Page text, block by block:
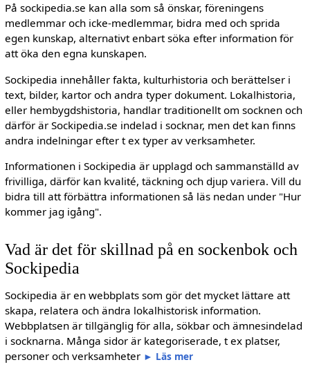
På sockipedia.se kan alla som så önskar, föreningens
medlemmar och icke-medlemmar, bidra med och sprida
egen kunskap, alternativt enbart söka efter information för
att öka den egna kunskapen.
Sockipedia innehåller fakta, kulturhistoria och berättelser i
text, bilder, kartor och andra typer dokument. Lokalhistoria,
eller hembygdshistoria, handlar traditionellt om socknen och
därför är Sockipedia.se indelad i socknar, men det kan finns
andra indelningar efter t ex typer av verksamheter.
Informationen i Sockipedia är upplagd och sammanställd av
frivilliga, därför kan kvalité, täckning och djup variera. Vill du
bidra till att förbättra informationen så läs nedan under "Hur
kommer jag igång".
Vad är det för skillnad på en sockenbok och
Sockipedia
Sockipedia är en webbplats som gör det mycket lättare att
skapa, relatera och ändra lokalhistorisk information.
Webbplatsen är tillgänglig för alla, sökbar och ämnesindelad
i socknarna. Många sidor är kategoriserade, t ex platser,
personer och verksamheter ► Läs mer